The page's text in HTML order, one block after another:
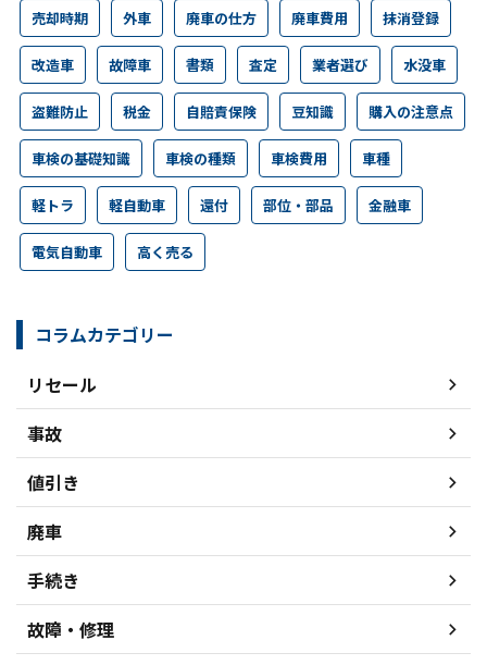
売却時期 外車 廃車の仕方 廃車費用 抹消登録
改造車 故障車 書類 査定 業者選び 水没車
盗難防止 税金 自賠責保険 豆知識 購入の注意点
車検の基礎知識 車検の種類 車検費用 車種
軽トラ 軽自動車 還付 部位・部品 金融車
電気自動車 高く売る
コラムカテゴリー
リセール
事故
値引き
廃車
手続き
故障・修理